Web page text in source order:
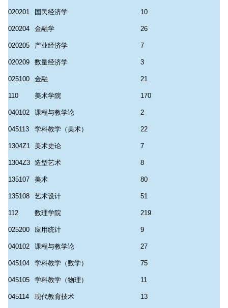
020201 国民经济学 10
020204 金融学 26
020205 产业经济学 7
020209 数量经济学 3
025100 金融 21
110 美术学院 170
040102 课程与教学论 2
045113 学科教学（美术） 22
1304Z1 美术史论 7
1304Z3 造型艺术 8
135107 美术 80
135108 艺术设计 51
112 数理学院 219
025200 应用统计 9
040102 课程与教学论 27
045104 学科教学（数学） 75
045105 学科教学（物理） 11
045114 现代教育技术 13